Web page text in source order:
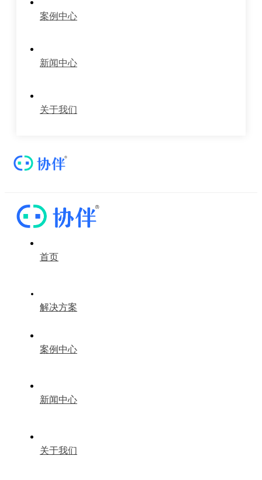
案例中心
新闻中心
关于我们
首页
解决方案
案例中心
新闻中心
关于我们